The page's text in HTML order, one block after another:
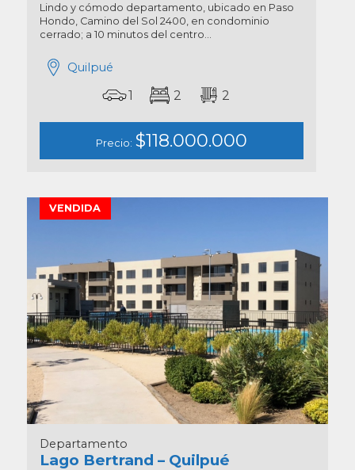
Lindo y cómodo departamento, ubicado en Paso
Hondo, Camino del Sol 2400, en condominio
cerrado; a 10 minutos del centro...
Quilpué
1 2 2
Precio: $118.000.000
VENDIDA
Departamento
Lago Bertrand – Quilpué